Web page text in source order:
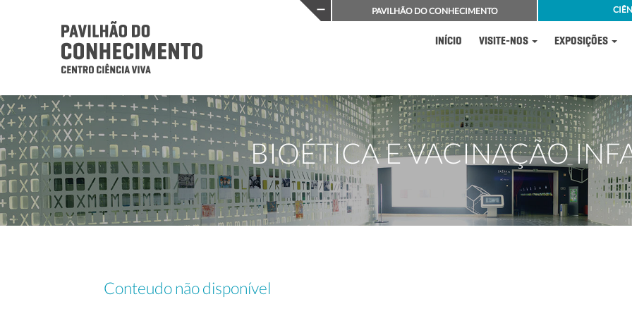
PAVILHÃO DO CONHECIMENTO
INÍCIO VISITE-NOS EXPOSIÇÕES
BIOÉTICA E VACINAÇÃO
Conteudo não disponível